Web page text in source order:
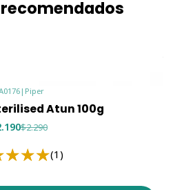
| Piper
Atun 100g
$2.290
(1)